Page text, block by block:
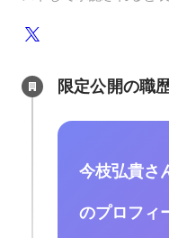
限定公開の職
今枝弘貴さ
のプロフィ